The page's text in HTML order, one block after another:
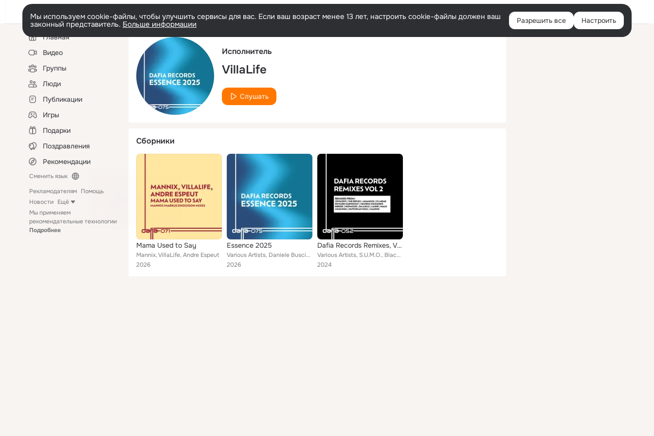
Русский Войти
Мы используем cookie-файлы, чтобы улучшить сервисы для вас. Если ваш возраст менее 13 лет, настроить cookie-файлы должен ваш
законный представитель. Больше информации Разрешить все Настроить
Левая
колонкаГлавная
Видео
Группы
Люди
Публикации
Игры
Подарки
Поздравления
Рекомендации
Сменить язык
Рекламодателям Помощь
Новости Ещё
Мы применяем
рекомендательные технологии
Подробнее
Исполнитель
VillaLife
Слушать
Сборники
Mama Used to Say
Mannix, VillaLife, Andre Espeut
2026
Essence 2025
Various Artists, Daniele Busciala, Musta, Mannix, Rony Breaker, Maffa, Walter G, Paris Cesvette, Tunesmith, Addvibe, Dompe, Jay ...
2026
Dafia Records Remixes, Vol. 2
Various Artists, S.U.M.O., Black Sauce, D.C. LaRue, Mannix, Rony Breaker, Musta, Paris Cesvette, Sister Pearl, Narf Zayd, Lucian...
2024